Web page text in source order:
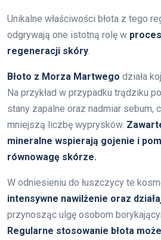
Unikalne właściwości błota z tego
odgrywają one istotną rolę w
regeneracji skóry.
Błoto z Morza Martwego działa
Na przykład w przypadku trądziku
stany zapalne oraz nadmiar sebum,
mniejszą liczbę wyprysków.
mineralne wspierają gojenie i
równowagę skórze.
W odniesieniu do łuszczycy te
intensywne nawilżenie oraz
przynosząc ulgę osobom
Regularne stosowanie błota